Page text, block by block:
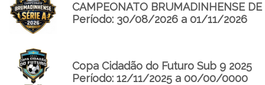
CAMPEONATO BRUMADINHENSE
Período: 30/08/2026 a 01/11/2026
Copa Cidadão do Futuro Sub 9 2025
Período: 12/11/2025 a 00/00/0000